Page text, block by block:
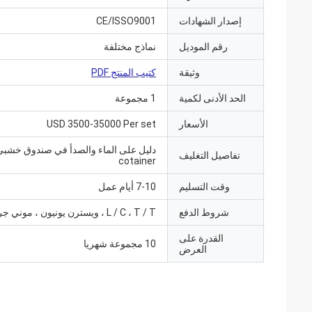
إصدار الشهادات CE/ISSO9001
رقم الموديل نماذج مختلفة
وثيقة كتيب المنتج PDF
الحد الأدنى لكمية 1 مجموعة
الأسعار USD 3500-35000 Per set
تفاصيل التغليف
دليل على الماء والصدأ في صندوق
cotainer
وقت التسليم 7-10 أيام عمل
شروط الدفع L / C ، T / T ، ويسترن يونيون ، موني جرام
القدرة على
العرض
10 مجموعة شهريا